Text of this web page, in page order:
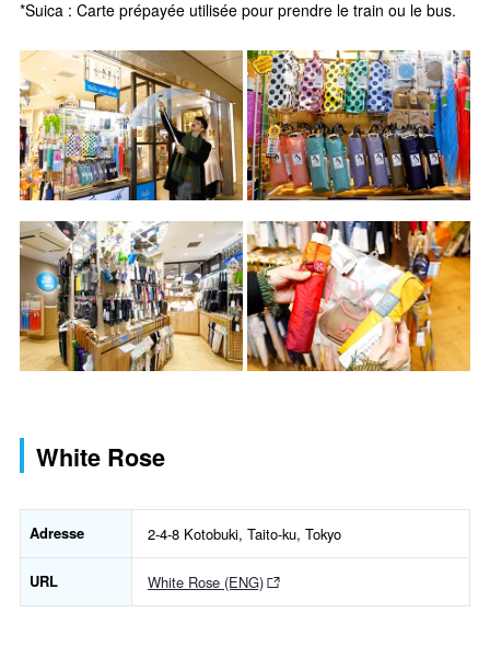
*Suica : Carte prépayée utilisée pour prendre le train ou le bus.
White Rose
Adresse 2-4-8 Kotobuki, Taito-ku, Tokyo
URL White Rose (ENG)